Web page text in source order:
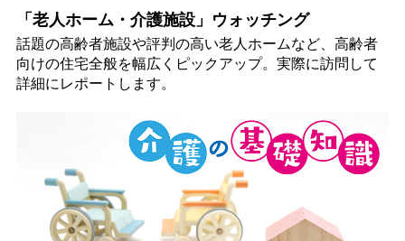
「老人ホーム・介護施設」ウォッチング
話題の高齢者施設や評判の高い老人ホームなど、高齢者
向けの住宅全般を幅広くピックアップ。実際に訪問して
詳細にレポートします。